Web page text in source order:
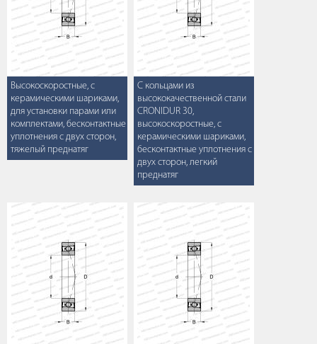
Высокоскоростные, с
керамическими шариками,
для установки парами или
комплектами, бесконтактные
уплотнения с двух сторон,
тяжелый преднатяг
С кольцами из
высококачественной стали
CRONIDUR 30,
высокоскоростные, с
керамическими шариками,
бесконтактные уплотнения с
двух сторон, легкий
преднатяг